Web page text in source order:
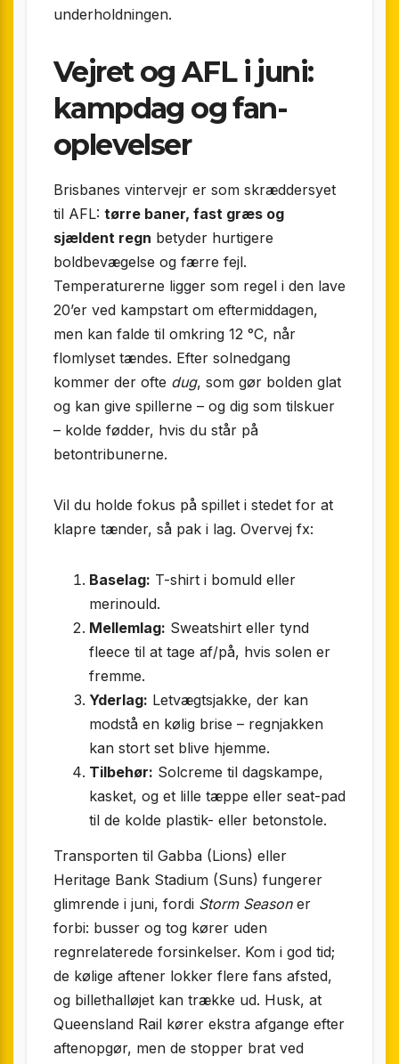
underholdningen.
Vejret og AFL i juni:
kampdag og fan-
oplevelser
Brisbanes vintervejr er som skræddersyet
til AFL: tørre baner, fast græs og
sjældent regn betyder hurtigere
boldbevægelse og færre fejl.
Temperaturerne ligger som regel i den lave
20’er ved kampstart om eftermiddagen,
men kan falde til omkring 12 °C, når
flomlyset tændes. Efter solnedgang
kommer der ofte dug, som gør bolden glat
og kan give spillerne – og dig som tilskuer
– kolde fødder, hvis du står på
betontribunerne.
Vil du holde fokus på spillet i stedet for at
klapre tænder, så pak i lag. Overvej fx:
Baselag: T-shirt i bomuld eller
merinould.
Mellemlag: Sweatshirt eller tynd
fleece til at tage af/på, hvis solen er
fremme.
Yderlag: Letvægtsjakke, der kan
modstå en kølig brise – regnjakken
kan stort set blive hjemme.
Tilbehør: Solcreme til dagskampe,
kasket, og et lille tæppe eller seat-pad
til de kolde plastik- eller betonstole.
Transporten til Gabba (Lions) eller
Heritage Bank Stadium (Suns) fungerer
glimrende i juni, fordi Storm Seasoner
forbi: busser og tog kører uden
regnrelaterede forsinkelser. Kom i god tid;
de kølige aftener lokker flere fans afsted,
og billethalløjet kan trække ud. Husk, at
Queensland Rail kører ekstra afgange efter
aftenopgør, men de stopper brat ved